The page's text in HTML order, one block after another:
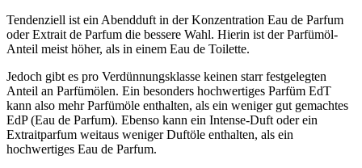
Tendenziell ist ein Abendduft in der Konzentration Eau de Parfum
oder Extrait de Parfum die bessere Wahl. Hierin ist der Parfümöl-
Anteil meist höher, als in einem Eau de Toilette.
Jedoch gibt es pro Verdünnungsklasse keinen starr festgelegten
Anteil an Parfümölen. Ein besonders hochwertiges Parfüm EdT
kann also mehr Parfümöle enthalten, als ein weniger gut gemachtes
EdP (Eau de Parfum). Ebenso kann ein Intense-Duft oder ein
Extraitparfum weitaus weniger Duftöle enthalten, als ein
hochwertiges Eau de Parfum.